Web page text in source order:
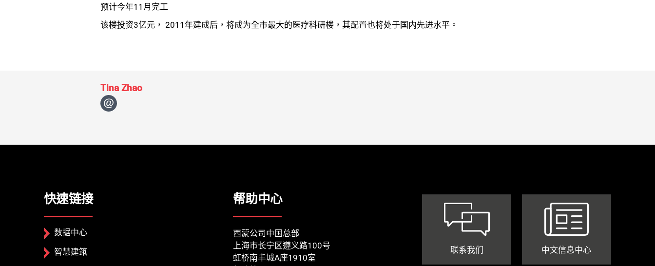
预计今年11月完工
该楼投资3亿元， 2011年建成后，将成为全市最大的医疗科研楼，其配置也将处于国内先进水平。
Tina Zhao
快速链接
数据中心
智慧建筑
帮助中心
西蒙公司中国总部
上海市长宁区遵义路100号
虹桥南丰城A座1910室
联系我们 中文信息中心